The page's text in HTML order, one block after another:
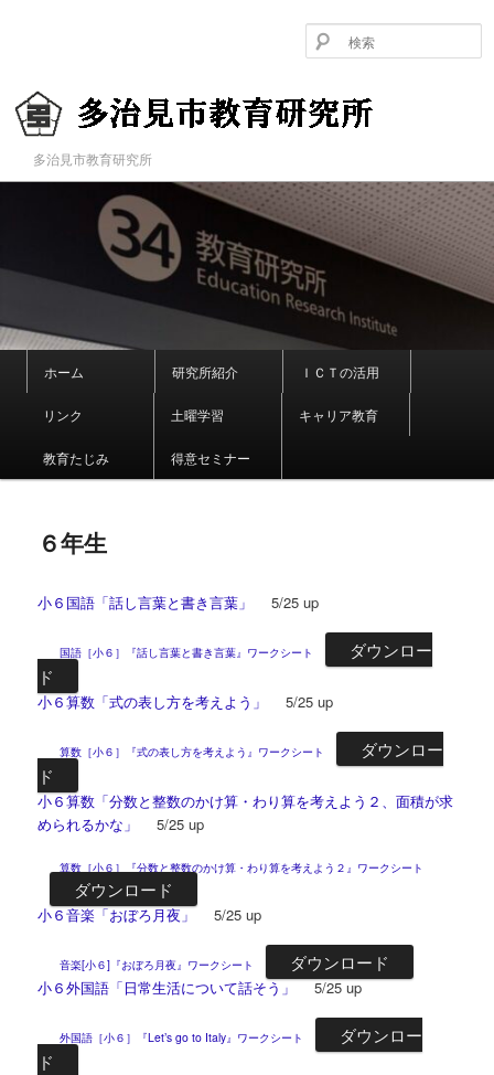
多治見市教育研究所
多治見市教育研究所
ュ
ホーム 研究所紹介 ＩＣＴの活用
リンク 土曜学習 キャリア教育
教育たじみ 得意セミナー
６年生
小６国語「話し言葉と書き言葉」 5/25 up
国語［小６］『話し言葉と書き言葉』ワークシート
ダウンロー
ド
小６算数「式の表し方を考えよう」 5/25 up
算数［小６］『式の表し方を考えよう』ワークシート
ダウンロー
ド
小６算数「分数と整数のかけ算・わり算を考えよう２、面積が求
められるかな」
5/25 up
算数［小６］『分数と整数のかけ算・わり算を考えよう２』ワークシート
ダウンロード
小６音楽「おぼろ月夜」 5/25 up
音楽[小６]『おぼろ月夜』ワークシート ダウンロード
小６外国語「日常生活について話そう」 5/25 up
外国語［小６］『Let’s go to Italy』ワークシート
ダウンロー
ド